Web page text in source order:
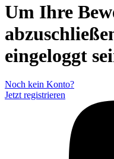
Um Ihre
eingeloggt
Noch kein Konto?
Jetzt registrieren